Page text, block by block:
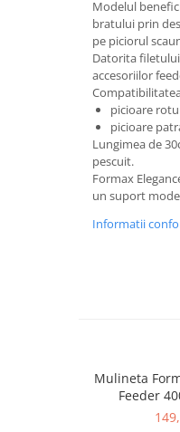
Modelul
bratului prin
pe piciorul
Datorita
accesoriilor
picioare
picioare
Lungimea de
pescuit.
Formax
un suport
Informatii
Mulineta
Feeder